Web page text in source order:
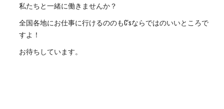
私たちと一緒に働きませんか？
全国各地にお仕事に行けるののもC'sならではのいいところで
すよ！
お待ちしています。